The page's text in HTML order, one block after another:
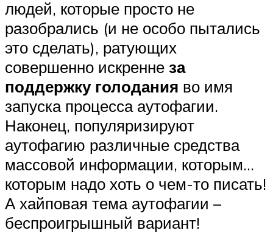
людей, которые просто не
разобрались (и не особо пытались
это сделать), ратующих
совершенно искренне за
поддержку голодания во имя
запуска процесса аутофагии.
Наконец, популяризируют
аутофагию различные средства
массовой информации, которым…
которым надо хоть о чем-то писать!
А хайповая тема аутофагии –
беспроигрышный вариант!